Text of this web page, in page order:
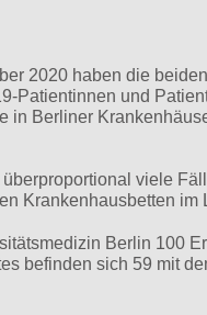
2020 haben die
Patientinnen und
in Berliner
viele
Krankenhausbetten
Berlin 100
befinden sich 59 mit